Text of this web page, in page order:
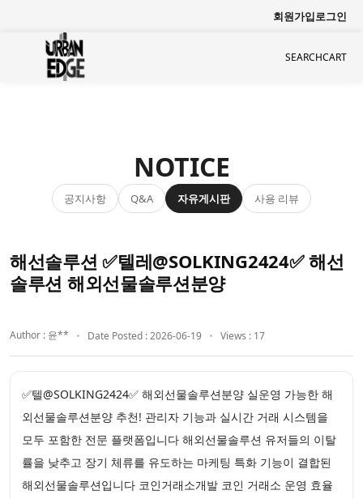
회원가입로그인
SEARCHCART
NOTICE
공지사항 Q&A 자유게시판 사용 리뷰
해선솔루션 ✅텔레@SOLKING2424✅ 해선
솔루션 해외선물솔루션분양
Author : 윤** Date Posted : 2026-06-19 Views : 17
✅텔@SOLKING2424✅ 해외선물솔루션분양 실운영 가능한 해
외선물솔루션분양 추천! 관리자 기능과 실시간 거래 시스템을
모두 포함한 전문 플랫폼입니다 해외선물솔루션 유저들의 이탈
률을 낮추고 장기 체류를 유도하는 마케팅 특화 기능이 결합된
해외선물솔루션입니다 코인거래소개발 코인 거래소 운영 효율